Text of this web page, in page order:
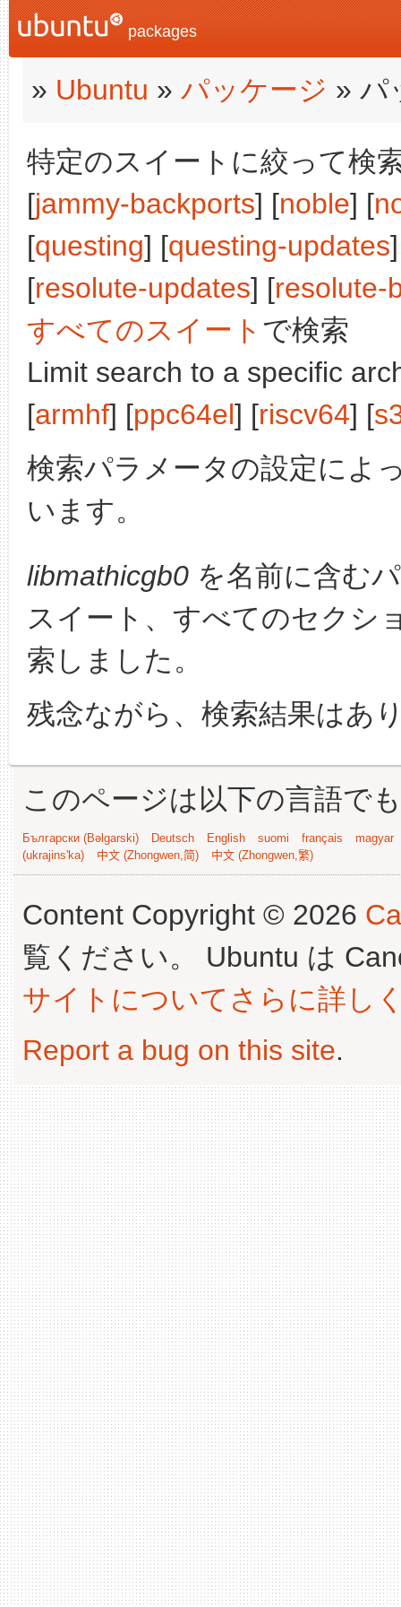
packages
» Ubuntu » パッケージ » パ
特定のスイートに絞って検
[jammy-backports] [noble] [
[questing] [questing-updates
[resolute-updates] [resolute-
すべてのスイート で検索
Limit search to a specific
[armhf] [ppc64el] [riscv64] [
検索パラメータの設定によ
います。
libmathicgb0 を名前に含む
スイート、すべてのセクシ
索しました。
残念ながら、検索結果はあ
このページは以下の言語で
Български (Bəlgarski) Deutsch English suomi français
magyar
(ukrajins'ka)
中文 (Zhongwen,简) 中文 (Zhongwen,繁)
Content Copyright © 2026
覧ください。 Ubuntu は
サイトについてさらに詳し
Report a bug on this site.